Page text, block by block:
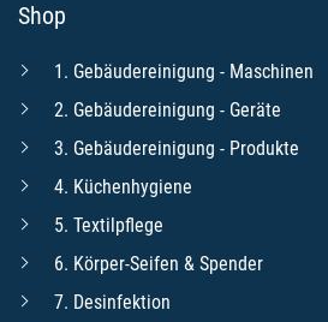
Shop
1. Gebäudereinigung - Maschinen
2. Gebäudereinigung - Geräte
3. Gebäudereinigung - Produkte
4. Küchenhygiene
5. Textilpflege
6. Körper-Seifen & Spender
7. Desinfektion